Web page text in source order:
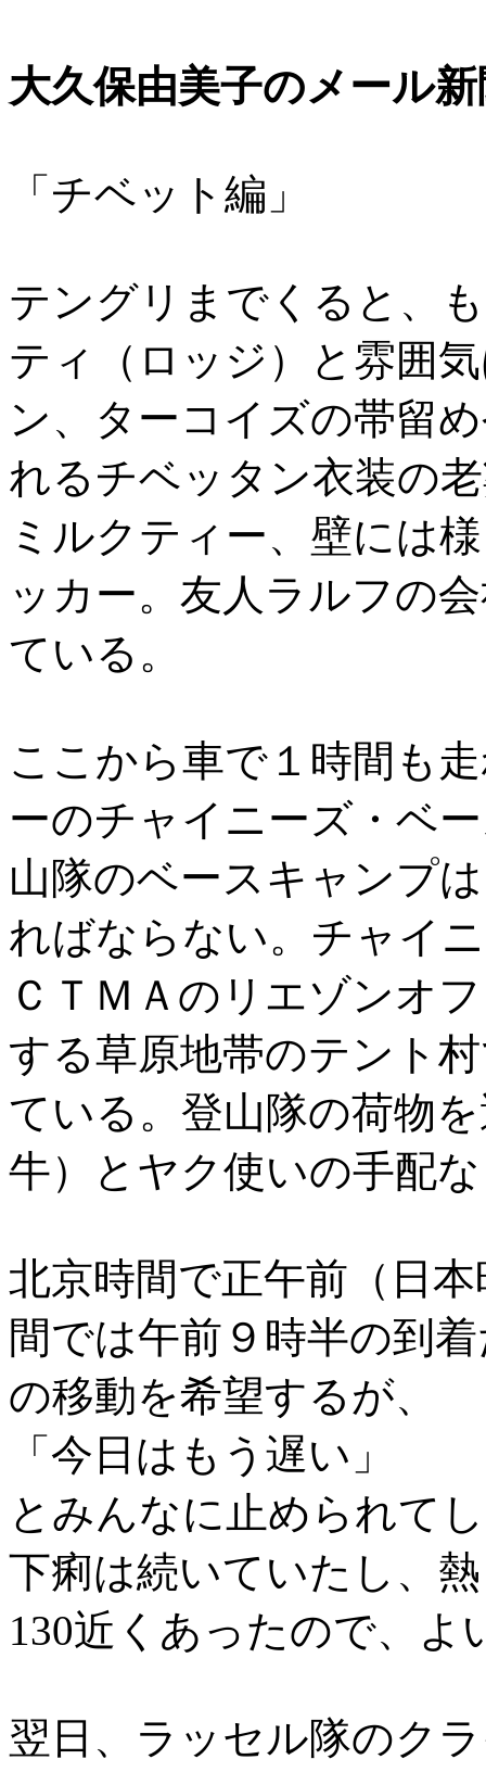
大久保由美子のメール
「チベット編」
テングリまでくると、
ティ（ロッジ）と雰囲
ン、ターコイズの帯留
れるチベッタン衣装の
ミルクティー、壁には
ッカー。友人ラルフの
ている。
ここから車で１時間も
ーのチャイニーズ・ベ
山隊のベースキャンプ
ればならない。チャイ
ＣＴＭＡのリエゾンオ
する草原地帯のテント
ている。登山隊の荷物
牛）とヤク使いの手配
北京時間で正午前（日
間では午前９時半の到
の移動を希望するが、
「今日はもう遅い」
とみんなに止められて
下痢は続いていたし、
130近くあったので、よ
翌日、ラッセル隊のク